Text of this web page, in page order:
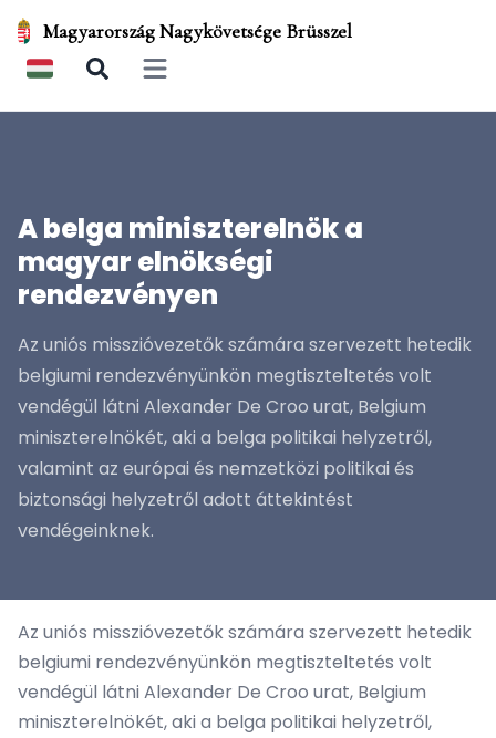
Magyarország Nagykövetsége Brüsszel
Open main menu
A belga miniszterelnök a
magyar elnökségi
rendezvényen
Az uniós misszióvezetők számára szervezett hetedik
belgiumi rendezvényünkön megtiszteltetés volt
vendégül látni Alexander De Croo urat, Belgium
miniszterelnökét, aki a belga politikai helyzetről,
valamint az európai és nemzetközi politikai és
biztonsági helyzetről adott áttekintést
vendégeinknek.
Az uniós misszióvezetők számára szervezett hetedik
belgiumi rendezvényünkön megtiszteltetés volt
vendégül látni Alexander De Croo urat, Belgium
miniszterelnökét, aki a belga politikai helyzetről,